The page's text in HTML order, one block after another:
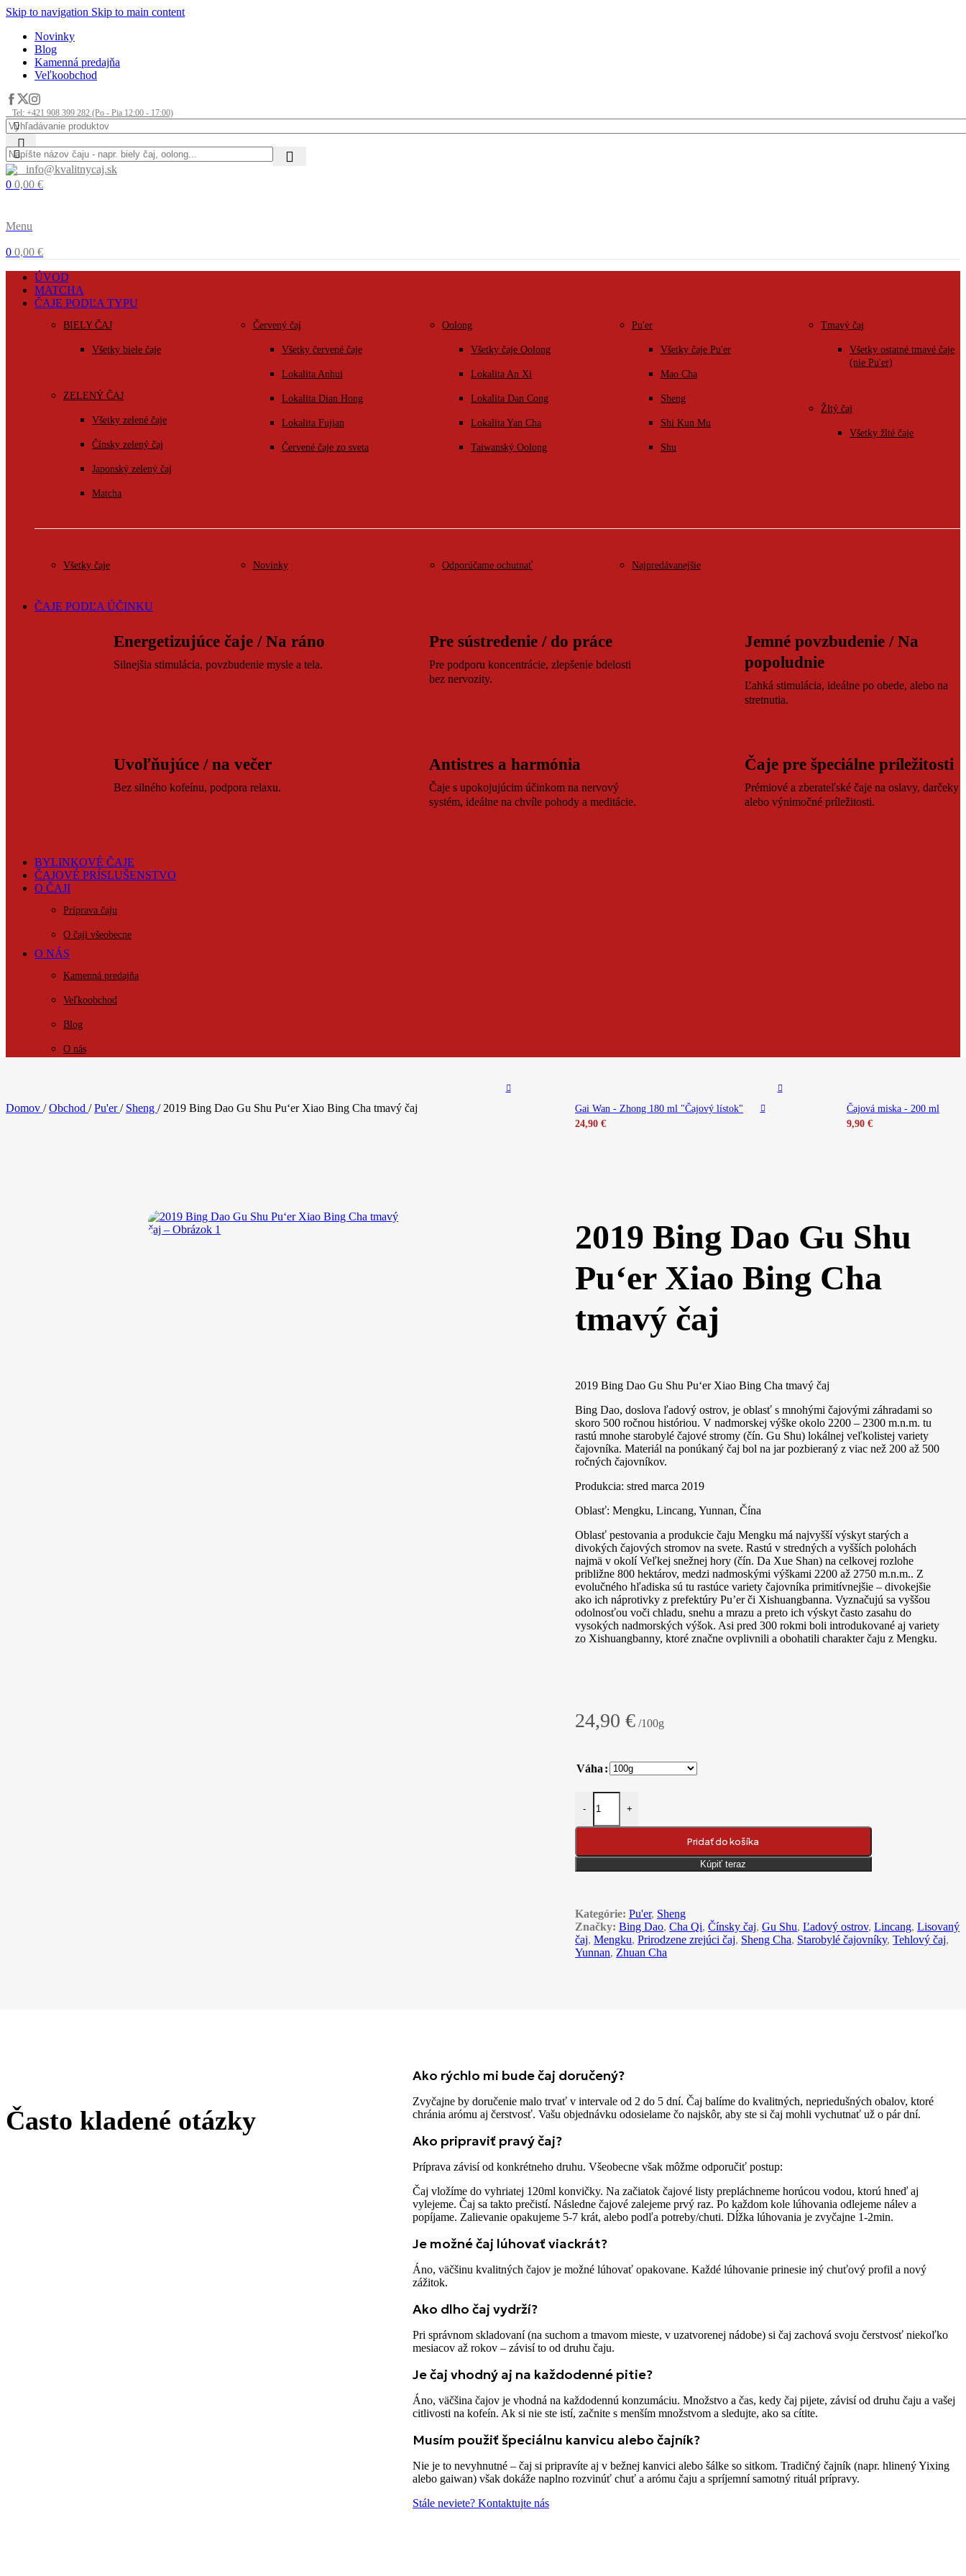
Skip to navigation Skip to main content
Novinky
Blog
Kamenná predajňa
Veľkoobchod
Tel: +421 908 399 282 (Po - Pia 12:00 - 17:00)
info@kvalitnycaj.sk
0 0,00 €
Menu
0 0,00 €
ÚVOD
MATCHA
ČAJE PODĽA TYPU
BIELY ČAJ
Všetky biele čaje
ZELENÝ ČAJ
Všetky zelené čaje
Čínsky zelený čaj
Japonský zelený čaj
Matcha
Červený čaj
Všetky červené čaje
Lokalita Anhui
Lokalita Dian Hong
Lokalita Fujian
Červené čaje zo sveta
Oolong
Všetky čaje Oolong
Lokalita An Xi
Lokalita Dan Cong
Lokalita Yan Cha
Taiwanský Oolong
Pu'er
Všetky čaje Pu'er
Mao Cha
Sheng
Shi Kun Mu
Shu
Tmavý čaj
Všetky ostatné tmavé čaje
(nie Pu'er)
Žltý čaj
Všetky žlté čaje
Všetky čaje Novinky Odporúčame ochutnať Najpredávanejšie
ČAJE PODĽA ÚČINKU
Energetizujúce čaje / Na ráno
Silnejšia stimulácia, povzbudenie mysle a tela.
Pre sústredenie / do práce
Pre podporu koncentrácie, zlepšenie bdelosti
bez nervozity.
Jemné povzbudenie / Na
popoludnie
Ľahká stimulácia, ideálne po obede, alebo na
stretnutia.
Uvoľňujúce / na večer
Bez silného kofeínu, podpora relaxu.
Antistres a harmónia
Čaje s upokojujúcim účinkom na nervový
systém, ideálne na chvíle pohody a meditácie.
Čaje pre špeciálne príležitosti
Prémiové a zberateľské čaje na oslavy, darčeky
alebo výnimočné príležitosti.
BYLINKOVÉ ČAJE
ČAJOVÉ PRÍSLUŠENSTVO
O ČAJI
Príprava čaju
O čaji všeobecne
O NÁS
Kamenná predajňa
Veľkoobchod
Blog
O nás
Domov / Obchod / Pu'er/ Sheng / 2019 Bing Dao Gu Shu Pu‘er Xiao Bing Cha tmavý čaj
Gai Wan - Zhong 180 ml "Čajový lístok"
24,90 €
Čajová miska - 200 ml
9,90 €
2019 Bing Dao Gu Shu
Pu‘er Xiao Bing Cha
tmavý čaj
2019 Bing Dao Gu Shu Pu‘er Xiao Bing Cha tmavý čaj
Bing Dao, doslova ľadový ostrov, je oblasť s mnohými čajovými záhradami so
skoro 500 ročnou históriou. V nadmorskej výške okolo 2200 – 2300 m.n.m. tu
rastú mnohe starobylé čajové stromy (čín. Gu Shu) lokálnej veľkolistej variety
čajovníka. Materiál na ponúkaný čaj bol na jar pozbieraný z viac než 200 až 500
ročných čajovníkov.
Produkcia: stred marca 2019
Oblasť: Mengku, Lincang, Yunnan, Čína
Oblasť pestovania a produkcie čaju Mengku má najvyšší výskyt starých a
divokých čajových stromov na svete. Rastú v stredných a vyšších polohách
najmä v okolí Veľkej snežnej hory (čín. Da Xue Shan) na celkovej rozlohe
približne 800 hektárov, medzi nadmoskými výškami 2200 až 2750 m.n.m.. Z
evolučného hľadiska sú tu rastúce variety čajovníka primitívnejšie – divokejšie
ako ich náprotivky z prefektúry Pu’er či Xishuangbanna. Vyznačujú sa vyššou
odolnosťou voči chladu, snehu a mrazu a preto ich výskyt často zasahu do
vysokých nadmorských výšok. Asi pred 300 rokmi boli introdukované aj variety
zo Xishuangbanny, ktoré značne ovplivnili a obohatili charakter čaju z Mengku.
24,90€ /100g
Váha
-
množstvo 2019 Bing Dao Gu Shu Pu‘er Xiao Bing Cha tmavý čaj
+
Pridať do košíka
Kúpiť teraz
Kategórie: Pu'er, Sheng
Značky: Bing Dao, Cha Qi, Čínsky čaj, Gu Shu, Ľadový ostrov, Lincang, Lisovaný
čaj, Mengku, Prirodzene zrejúci čaj, Sheng Cha, Starobylé čajovníky, Tehlový čaj,
Yunnan, Zhuan Cha
Často kladené otázky
Ako rýchlo mi bude čaj doručený?
Zvyčajne by doručenie malo trvať v intervale od 2 do 5 dní. Čaj balíme do kvalitných, nepriedušných obalov, ktoré
chránia arómu aj čerstvosť. Vašu objednávku odosielame čo najskôr, aby ste si čaj mohli vychutnať už o pár dní.
Ako pripraviť pravý čaj?
Príprava závisí od konkrétneho druhu. Všeobecne však môžme odporučiť postup:
Čaj vložíme do vyhriatej 120ml konvičky. Na začiatok čajové listy prepláchneme horúcou vodou, ktorú hneď aj
vylejeme. Čaj sa takto prečistí. Následne čajové zalejeme prvý raz. Po každom kole lúhovania odlejeme nálev a
popíjame. Zalievanie opakujeme 5-7 krát, alebo podľa potreby/chuti. Dĺžka lúhovania je zvyčajne 1-2min.
Je možné čaj lúhovať viackrát?
Áno, väčšinu kvalitných čajov je možné lúhovať opakovane. Každé lúhovanie prinesie iný chuťový profil a nový
zážitok.
Ako dlho čaj vydrží?
Pri správnom skladovaní (na suchom a tmavom mieste, v uzatvorenej nádobe) si čaj zachová svoju čerstvosť niekoľko
mesiacov až rokov – závisí to od druhu čaju.
Je čaj vhodný aj na každodenné pitie?
Áno, väčšina čajov je vhodná na každodennú konzumáciu. Množstvo a čas, kedy čaj pijete, závisí od druhu čaju a vašej
citlivosti na kofeín. Ak si nie ste istí, začnite s menším množstvom a sledujte, ako sa cítite.
Musím použiť špeciálnu kanvicu alebo čajník?
Nie je to nevyhnutné – čaj si pripravíte aj v bežnej kanvici alebo šálke so sitkom. Tradičný čajník (napr. hlinený Yixing
alebo gaiwan) však dokáže naplno rozvinúť chuť a arómu čaju a spríjemní samotný rituál prípravy.
Stále neviete? Kontaktujte nás